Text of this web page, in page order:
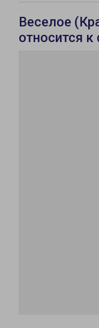
Веселое
относится